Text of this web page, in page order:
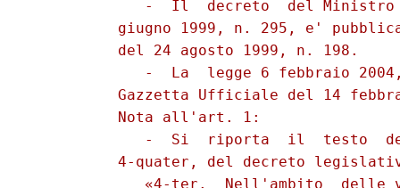
-  Il  decreto  del
giugno 1999, n. 295, e'
          del 24 agosto 1999, n. 198.
-  La  legge 6 febbraio
Gazzetta Ufficiale del 14
          Nota all'art. 1:
-  Si  riporta  il  testo
4-quater, del decreto
«4-ter.  Nell'ambito  delle